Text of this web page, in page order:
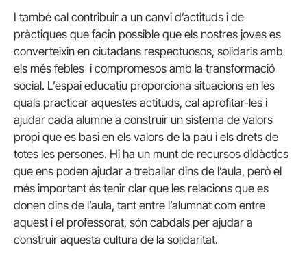
I també cal contribuir a un canvi d’actituds i de
pràctiques que facin possible que els nostres joves es
converteixin en ciutadans respectuosos, solidaris amb
els més febles i compromesos amb la transformació
social. L’espai educatiu proporciona situacions en les
quals practicar aquestes actituds, cal aprofitar-les i
ajudar cada alumne a construir un sistema de valors
propi que es basi en els valors de la pau i els drets de
totes les persones. Hi ha un munt de recursos didàctics
que ens poden ajudar a treballar dins de l’aula, però el
més important és tenir clar que les relacions que es
donen dins de l’aula, tant entre l’alumnat com entre
aquest i el professorat, són cabdals per ajudar a
construir aquesta cultura de la solidaritat.